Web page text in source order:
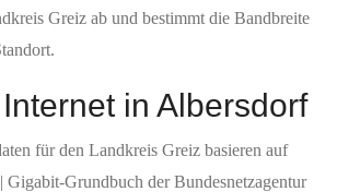
Greiz ab und bestimmt die Bandbreite
in Albersdorf
für den Landkreis Greiz basieren auf
Gigabit-Grundbuch der Bundesnetzagentur